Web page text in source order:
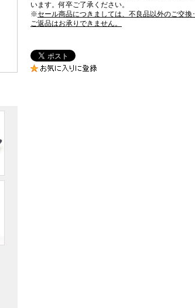
います。何卒ご了承ください。
※セール商品につきましては、不良品以外のご交換･
ご返品はお承りできません。